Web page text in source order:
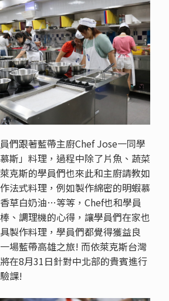
們跟著藍帶主廚Chef Jose一同學
斯」料理，過程中除了片魚、蔬菜
克斯的學員們也來此和主廚請教如
法式料理，例如製作綿密的明蝦慕
草白奶油…等等，Chef也和學員
、調理機的心得，讓學員們在家也
製作料理，學員們都覺得獲益良
場藍帶高雄之旅! 而依萊克斯台灣
在8月31日針對中北部的貴賓進行
課!